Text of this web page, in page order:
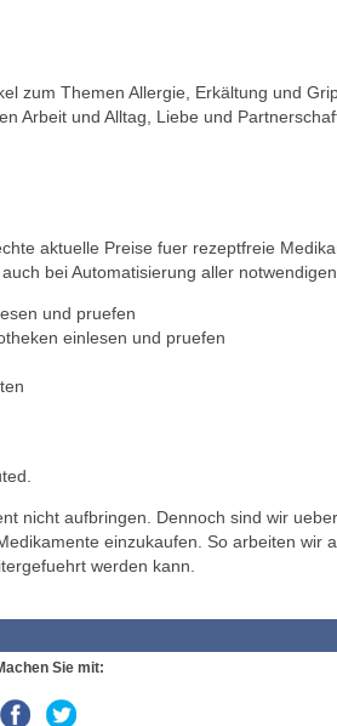
zum Themen Allergie, Erkältung und
Arbeit und Alltag, Liebe und
aktuelle Preise fuer rezeptfreie
bei Automatisierung aller
und pruefen
einlesen und pruefen
nicht aufbringen. Dennoch sind wir
einzukaufen. So arbeiten wir
werden kann.
Sie mit: